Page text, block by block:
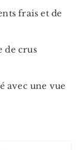
frais et de
de crus
avec une vue